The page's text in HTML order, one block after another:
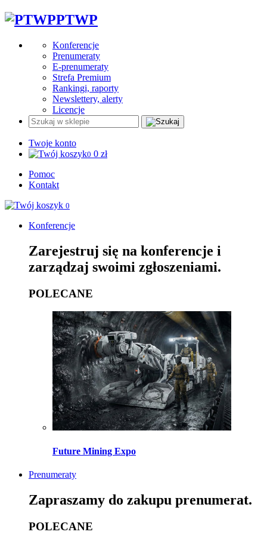
PTWP
Konferencje
Prenumeraty
E-prenumeraty
Strefa Premium
Rankingi, raporty
Newslettery, alerty
Licencje
Twoje konto
0 0 zł
Pomoc
Kontakt
0
Konferencje
Zarejestruj się na konferencje i
zarządzaj swoimi zgłoszeniami.
POLECANE
Future Mining Expo
Prenumeraty
Zapraszamy do zakupu prenumerat.
POLECANE